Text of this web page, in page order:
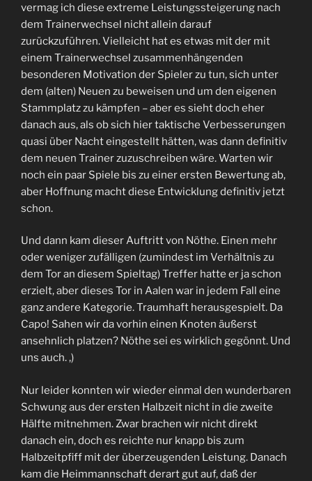
vermag ich diese extreme Leistungssteigerung nach
dem Trainerwechsel nicht allein darauf
zurückzuführen. Vielleicht hat es etwas mit der mit
einem Trainerwechsel zusammenhängenden
besonderen Motivation der Spieler zu tun, sich unter
dem (alten) Neuen zu beweisen und um den eigenen
Stammplatz zu kämpfen – aber es sieht doch eher
danach aus, als ob sich hier taktische Verbesserungen
quasi über Nacht eingestellt hätten, was dann definitiv
dem neuen Trainer zuzuschreiben wäre. Warten wir
noch ein paar Spiele bis zu einer ersten Bewertung ab,
aber Hoffnung macht diese Entwicklung definitiv jetzt
schon.
Und dann kam dieser Auftritt von Nöthe. Einen mehr
oder weniger zufälligen (zumindest im Verhältnis zu
dem Tor an diesem Spieltag) Treffer hatte er ja schon
erzielt, aber dieses Tor in Aalen war in jedem Fall eine
ganz andere Kategorie. Traumhaft herausgespielt. Da
Capo! Sahen wir da vorhin einen Knoten äußerst
ansehnlich platzen? Nöthe sei es wirklich gegönnt. Und
uns auch. ,)
Nur leider konnten wir wieder einmal den wunderbaren
Schwung aus der ersten Halbzeit nicht in die zweite
Hälfte mitnehmen. Zwar brachen wir nicht direkt
danach ein, doch es reichte nur knapp bis zum
Halbzeitpfiff mit der überzeugenden Leistung. Danach
kam die Heimmannschaft derart gut auf, daß der